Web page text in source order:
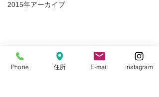
2015年アーカイブ
#休診日
医院からのお知らせ
Phone 住所 E-mail Instagram